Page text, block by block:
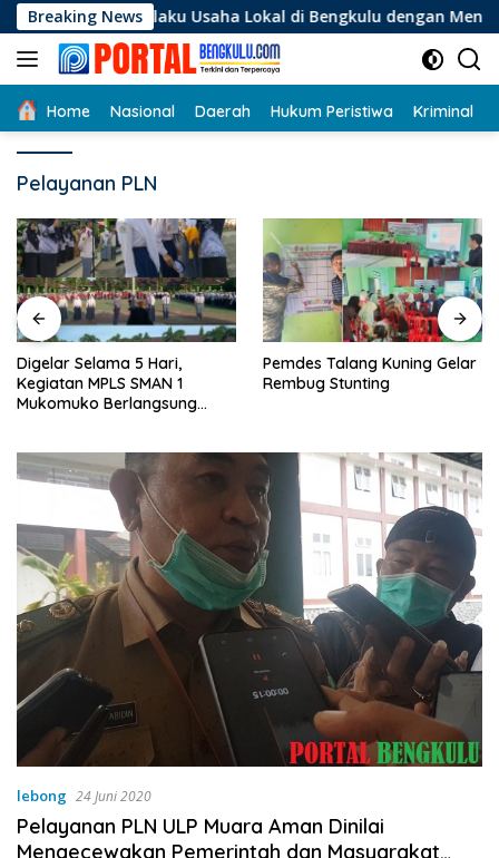
Langsung
ke
konten
Breaking News
Pelaku Usaha Lokal di Bengkulu dengan Meningkatkan
Home Nasional Daerah Hukum Peristiwa Kriminal
Pelayanan PLN
Digelar Selama 5 Hari,
Kegiatan MPLS SMAN 1
Mukomuko Berlangsung
Pemdes Talang Kuning Gelar
Rembug Stunting
lebong 24 Juni 2020
Pelayanan PLN ULP Muara Aman Dinilai
Mengecewakan Pemerintah dan Masyarakat